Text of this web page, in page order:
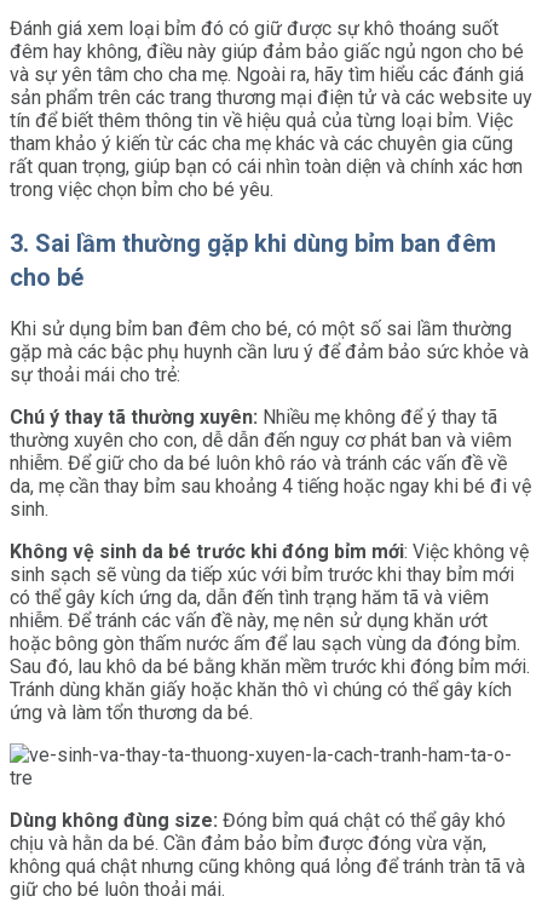
Đánh giá xem loại bỉm đó có giữ được sự khô thoáng suốt
đêm hay không, điều này giúp đảm bảo giấc ngủ ngon cho bé
và sự yên tâm cho cha mẹ. Ngoài ra, hãy tìm hiểu các đánh giá
sản phẩm trên các trang thương mại điện tử và các website uy
tín để biết thêm thông tin về hiệu quả của từng loại bỉm. Việc
tham khảo ý kiến từ các cha mẹ khác và các chuyên gia cũng
rất quan trọng, giúp bạn có cái nhìn toàn diện và chính xác hơn
trong việc chọn bỉm cho bé yêu.
3. Sai lầm thường gặp khi dùng bỉm ban đêm
cho bé
Khi sử dụng bỉm ban đêm cho bé, có một số sai lầm thường
gặp mà các bậc phụ huynh cần lưu ý để đảm bảo sức khỏe và
sự thoải mái cho trẻ:
Chú ý thay tã thường xuyên: Nhiều mẹ không để ý thay tã
thường xuyên cho con, dễ dẫn đến nguy cơ phát ban và viêm
nhiễm. Để giữ cho da bé luôn khô ráo và tránh các vấn đề về
da, mẹ cần thay bỉm sau khoảng 4 tiếng hoặc ngay khi bé đi vệ
sinh.
Không vệ sinh da bé trước khi đóng bỉm mới: Việc không vệ
sinh sạch sẽ vùng da tiếp xúc với bỉm trước khi thay bỉm mới
có thể gây kích ứng da, dẫn đến tình trạng hăm tã và viêm
nhiễm. Để tránh các vấn đề này, mẹ nên sử dụng khăn ướt
hoặc bông gòn thấm nước ấm để lau sạch vùng da đóng bỉm.
Sau đó, lau khô da bé bằng khăn mềm trước khi đóng bỉm mới.
Tránh dùng khăn giấy hoặc khăn thô vì chúng có thể gây kích
ứng và làm tổn thương da bé.
Dùng không đùng size: Đóng bỉm quá chật có thể gây khó
chịu và hằn da bé. Cần đảm bảo bỉm được đóng vừa vặn,
không quá chật nhưng cũng không quá lỏng để tránh tràn tã và
giữ cho bé luôn thoải mái.